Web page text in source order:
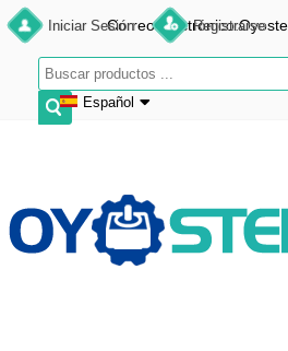
Iniciar Sesión Registrarse
Español
Français
Español
Correo